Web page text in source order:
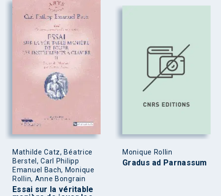
Mathilde Catz, Béatrice
Berstel, Carl Philipp
Emanuel Bach, Monique
Rollin, Anne Bongrain
Essai sur la véritable
Monique Rollin
Gradus ad Parnassum